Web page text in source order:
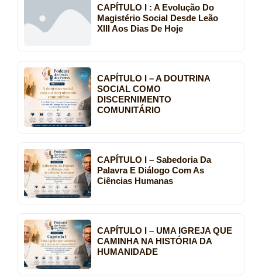
CAPÍTULO I : A Evolução Do
Magistério Social Desde Leão
XIII Aos Dias De Hoje
CAPÍTULO I – A DOUTRINA
SOCIAL COMO
DISCERNIMENTO
COMUNITÁRIO
CAPÍTULO I – Sabedoria Da
Palavra E Diálogo Com As
Ciências Humanas
CAPÍTULO I – UMA IGREJA QUE
CAMINHA NA HISTÓRIA DA
HUMANIDADE